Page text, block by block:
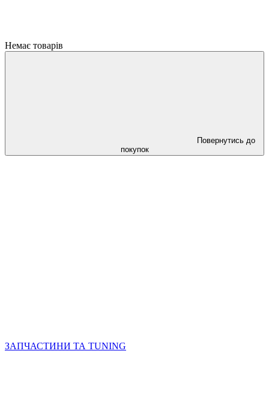
Немає товарів
Повернутись до
покупок
ЗАПЧАСТИНИ ТА ТUNING